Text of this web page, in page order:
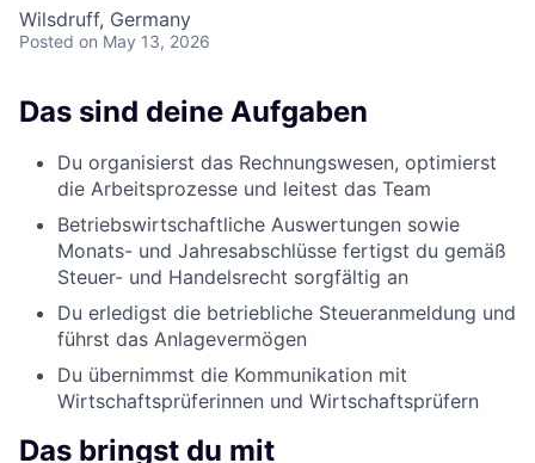
Wilsdruff, Germany
Posted on May 13, 2026
Das sind deine Aufgaben
Du organisierst das Rechnungswesen, optimierst
die Arbeitsprozesse und leitest das Team
Betriebswirtschaftliche Auswertungen sowie
Monats- und Jahresabschlüsse fertigst du gemäß
Steuer- und Handelsrecht sorgfältig an
Du erledigst die betriebliche Steueranmeldung und
führst das Anlagevermögen
Du übernimmst die Kommunikation mit
Wirtschaftsprüferinnen und Wirtschaftsprüfern
Das bringst du mit